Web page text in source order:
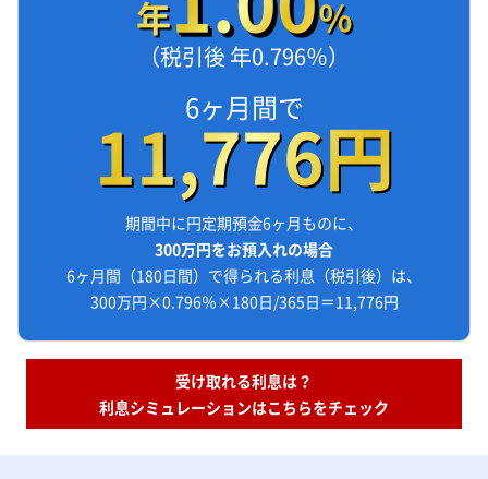
年
％
（税引後 年0.796％）
6ヶ月間で
11,776円
期間中に円定期預金6ヶ月ものに、
300万円をお預入れの場合
6ヶ月間（180日間）で得られる利息（税引後）は、
300万円×0.796％×180日/365日＝11,776円
受け取れる利息は？
利息シミュレーションはこちらをチェック